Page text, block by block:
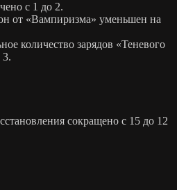
с 1 до 2.
от «Вампиризма» уменьшен на
количество зарядов «Теневого
3.
сокращено с 15 до 12